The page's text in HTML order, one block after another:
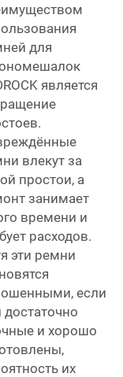
для
является
влекут за
простои, а
занимает
времени и
расходов.
эти ремни
если
достаточно
и хорошо
их